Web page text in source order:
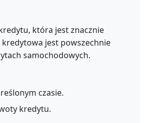
która jest znacznie
jest powszechnie
samochodowych.
czasie.
kredytu.